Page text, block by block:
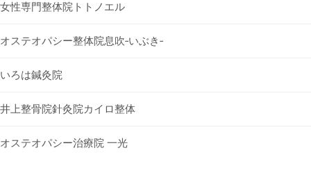
女性専門整体院トトノエル
オステオパシー整体院息吹‐いぶき‐
いろは鍼灸院
井上整骨院針灸院カイロ整体
オステオパシー治療院 一光